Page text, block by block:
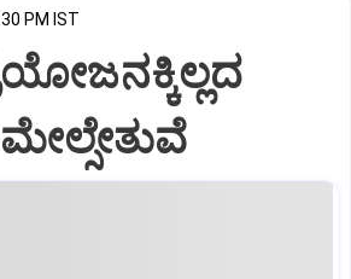
PM IST